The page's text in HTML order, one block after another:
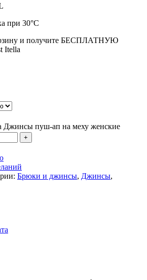
при 30°C
и получите БЕСПЛАТНУЮ
Itella
Джинсы пуш-ап на меху женские
Брюки и джинсы, Джинсы,